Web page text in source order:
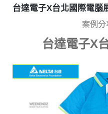
台達電子X台北國際電腦
案例分
台達電子X